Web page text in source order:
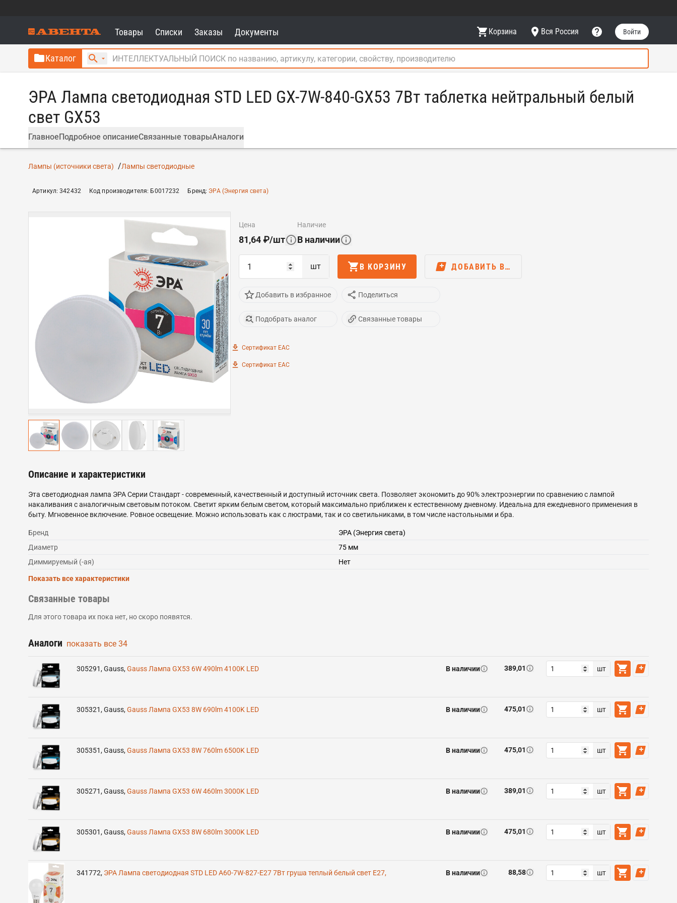
Товары Списки Заказы Документы Корзина Вся Россия Войти
Каталог
ЭРА Лампа светодиодная STD LED GX-7W-840-GX53 7Вт таблетка нейтральный белый
свет GX53
ГлавноеПодробное описаниеСвязанные товарыАналоги
Лампы (источники света) Лампы светодиодные
Артикул:342432 Код производителя: Б0017232 Бренд: ЭРА (Энергия света)
цена
81,64 ₽/шт
наличие
В наличии
шт В КОРЗИНУ ДОБАВИТЬ В…
Добавить в избранное Поделиться
Подобрать аналог Связанные товары
Сертификат EAC
Сертификат EAC
Описание и характеристики
Эта светодиодная лампа ЭРА Серии Стандарт - современный, качественный и доступный источник света. Позволяет экономить до 90% электроэнергии по сравнению с лампой
накаливания с аналогичным световым потоком. Светит ярким белым светом, который максимально приближен к естественному дневному. Идеальна для ежедневного применения в
быту. Мгновенное включение. Ровное освещение. Можно использовать как с люстрами, так и со светильниками, в том числе настольными и бра.
Бренд
ЭРА (Энергия света)
Диаметр
75 мм
Диммируемый (-ая)
Нет
Показать все характеристики
Связанные товары
Для этого товара их пока нет, но скоро появятся.
Аналоги показать все 34
305291,Gauss,Gauss Лампа GX53 6W 490lm 4100K LED В наличии 389,01 шт
305321,Gauss,Gauss Лампа GX53 8W 690lm 4100K LED В наличии 475,01 шт
305351,Gauss,Gauss Лампа GX53 8W 760lm 6500K LED В наличии 475,01 шт
305271,Gauss,Gauss Лампа GX53 6W 460lm 3000K LED В наличии 389,01 шт
305301,Gauss,Gauss Лампа GX53 8W 680lm 3000K LED В наличии 475,01 шт
341772, ЭРА Лампа светодиодная STD LED A60-7W-827-E27 7Вт груша теплый белый свет Е27, В наличии 88,58 шт